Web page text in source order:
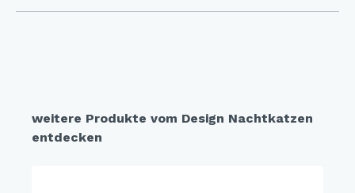
weitere Produkte vom Design Nachtkatzen
entdecken